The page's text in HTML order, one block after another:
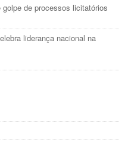
de processos licitatórios
liderança nacional na